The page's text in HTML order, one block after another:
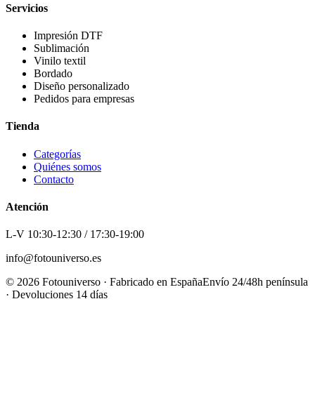
Servicios
Impresión DTF
Sublimación
Vinilo textil
Bordado
Diseño personalizado
Pedidos para empresas
Tienda
Categorías
Quiénes somos
Contacto
Atención
L-V 10:30-12:30 / 17:30-19:00
info@fotouniverso.es
© 2026 Fotouniverso · Fabricado en EspañaEnvío 24/48h península
· Devoluciones 14 días